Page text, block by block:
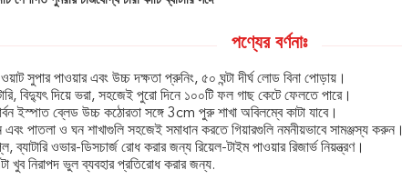
পণ্যের বর্ণনাঃ
সুপার পাওয়ার এবং উচ্চ দক্ষতা প্রুনিং, ৫০ ঘন্টা দীর্ঘ লোড বিনা পোড়ায়।
বিদ্যুৎ দিয়ে ভরা, সহজেই পুরো দিনে ১০০টি ফল গাছ কেটে ফেলতে পারে।
ইস্পাত ব্লেড উচ্চ কঠোরতা সঙ্গে 3cm পুরু শাখা অবিলম্বে কাটা যাবে।
এবং পাতলা ও ঘন শাখাগুলি সহজেই সমাধান করতে গিয়ারগুলি নমনীয়ভাবে সামঞ্জস্য করুন।
ব্যাটারি ওভার-ডিসচার্জ রোধ করার জন্য রিয়েল-টাইম পাওয়ার রিজার্ভ নিয়ন্ত্রণ।
খুব নিরাপদ ভুল ব্যবহার প্রতিরোধ করার জন্য.